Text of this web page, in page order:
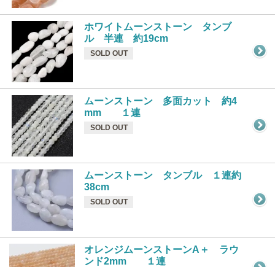
ホワイトムーンストーン タンブ
ル 半連 約19cm
SOLD OUT
ムーンストーン 多面カット 約4
mm １連
SOLD OUT
ムーンストーン タンブル １連約
38cm
SOLD OUT
オレンジムーンストーンA＋ ラウ
ンド2mm １連